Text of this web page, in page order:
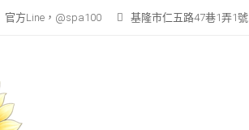
官方Line，@spa100 基隆市仁五路47巷1弄1號